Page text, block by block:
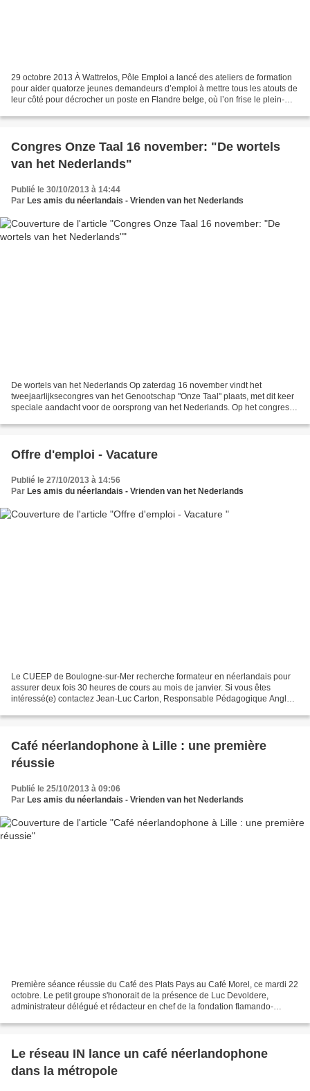
29 octobre 2013 À Wattrelos, Pôle Emploi a lancé des ateliers de formation
pour aider quatorze jeunes demandeurs d’emploi à mettre tous les atouts de
leur côté pour décrocher un poste en Flandre belge, où l’on frise le plein-
Congres Onze Taal 16 november: "De wortels
van het Nederlands"
Publié le 30/10/2013 à 14:44
Par Les amis du néerlandais - Vrienden van het Nederlands
De wortels van het Nederlands Op zaterdag 16 november vindt het
tweejaarlijksecongres van het Genootschap "Onze Taal" plaats, met dit keer
speciale aandacht voor de oorsprong van het Nederlands. Op het congres
Offre d'emploi - Vacature
Publié le 27/10/2013 à 14:56
Par Les amis du néerlandais - Vrienden van het Nederlands
Le CUEEP de Boulogne-sur-Mer recherche formateur en néerlandais pour
assurer deux fois 30 heures de cours au mois de janvier. Si vous êtes
intéressé(e) contactez Jean-Luc Carton, Responsable Pédagogique Anglais
Café néerlandophone à Lille : une première
réussie
Publié le 25/10/2013 à 09:06
Par Les amis du néerlandais - Vrienden van het Nederlands
Première séance réussie du Café des Plats Pays au Café Morel, ce mardi 22
octobre. Le petit groupe s'honorait de la présence de Luc Devoldere,
administrateur délégué et rédacteur en chef de la fondation flamando-
Le réseau IN lance un café néerlandophone
dans la métropole